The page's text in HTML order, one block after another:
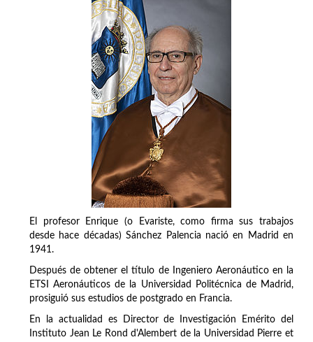
El profesor Enrique (o Evariste, como firma sus trabajos
desde hace décadas) Sánchez Palencia nació en Madrid en
1941.
Después de obtener el título de Ingeniero Aeronáutico en la
ETSI Aeronáuticos de la Universidad Politécnica de Madrid,
prosiguió sus estudios de postgrado en Francia.
En la actualidad es Director de Investigación Emérito del
Instituto Jean Le Rond d'Alembert de la Universidad Pierre et